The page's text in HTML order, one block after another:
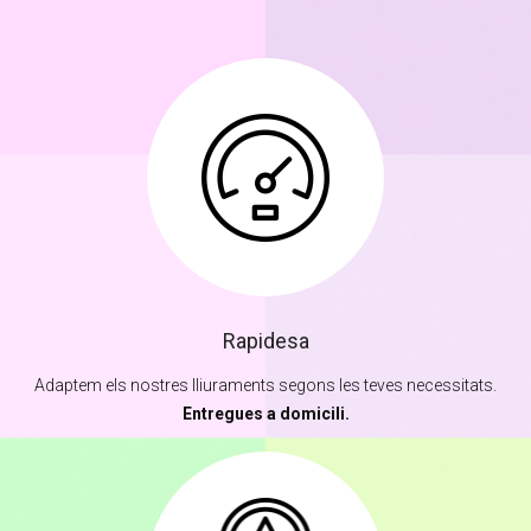
Rapidesa
Adaptem els nostres lliuraments segons les teves necessitats.
Entregues a domicili.